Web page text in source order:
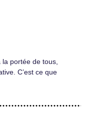
la portée de tous,
C’est ce que